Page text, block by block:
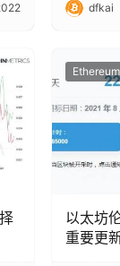
dfkai
以太坊
重要更